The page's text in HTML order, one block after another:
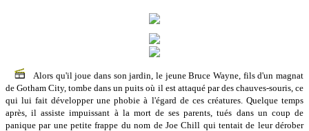
Alors qu'il joue dans son jardin, le jeune Bruce Wayne, fils d'un magnat
de Gotham City, tombe dans un puits où il est attaqué par des chauves-souris, ce
qui lui fait développer une phobie à l'égard de ces créatures. Quelque temps
après, il assiste impuissant à la mort de ses parents, tués dans un coup de
panique par une petite frappe du nom de Joe Chill qui tentait de leur dérober